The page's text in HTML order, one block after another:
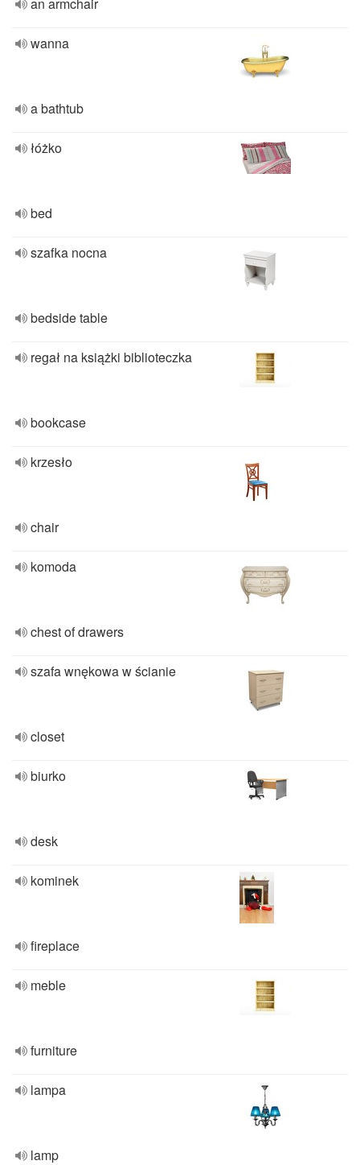
wanna
a bathtub
łóżko
bed
szafka nocna
bedside table
regał na książki biblioteczka
bookcase
krzesło
chair
komoda
chest of drawers
szafa wnękowa w ścianie
closet
biurko
desk
kominek
fireplace
meble
furniture
lampa
lamp